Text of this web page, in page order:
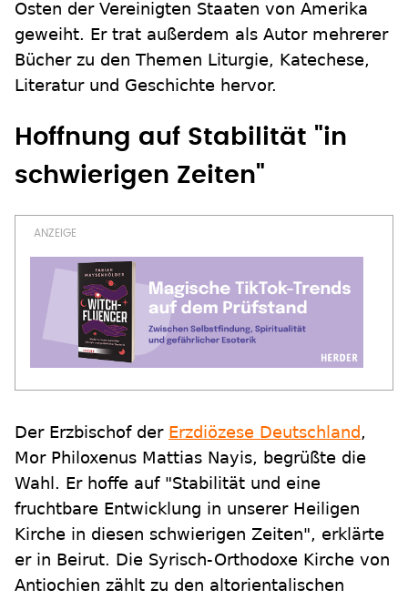
Osten der Vereinigten Staaten von Amerika
geweiht. Er trat außerdem als Autor mehrerer
Bücher zu den Themen Liturgie, Katechese,
Literatur und Geschichte hervor.
Hoffnung auf Stabilität "in
schwierigen Zeiten"
Der Erzbischof der Erzdiözese Deutschland,
Mor Philoxenus Mattias Nayis, begrüßte die
Wahl. Er hoffe auf "Stabilität und eine
fruchtbare Entwicklung in unserer Heiligen
Kirche in diesen schwierigen Zeiten", erklärte
er in Beirut. Die Syrisch-Orthodoxe Kirche von
Antiochien zählt zu den altorientalischen